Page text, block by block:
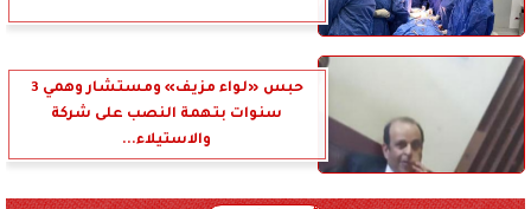
حبس «لواء مزيف» ومستشار وهمي 3
سنوات بتهمة النصب على شركة
والاستيلاء...